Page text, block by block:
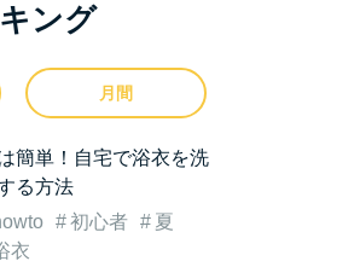
ング
月間
簡単！自宅で浴衣を洗
る方法
初心者
夏
衣